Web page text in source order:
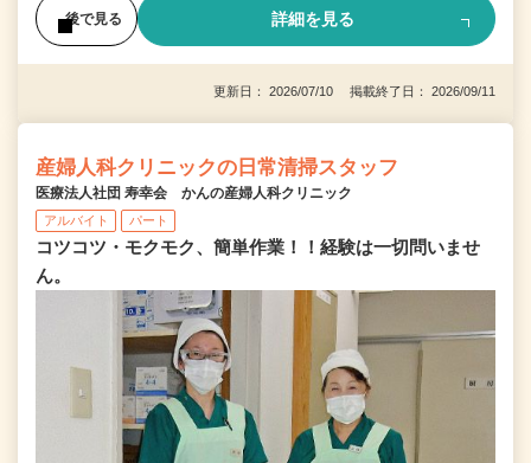
後で見る 詳細を見る
更新日： 2026/07/10 掲載終了日： 2026/09/11
産婦人科クリニックの日常清掃スタッフ
医療法人社団 寿幸会 かんの産婦人科クリニック
アルバイト パート
コツコツ・モクモク、簡単作業！！経験は一切問いませ
ん。